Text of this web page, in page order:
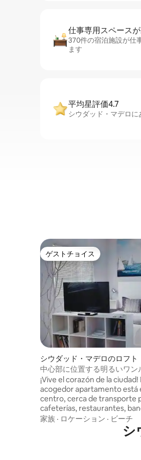
仕事専用ス⁠ペ⁠ー⁠ス
370件の宿泊施設が仕
ます
平均星評価4.7
シウダッド・マデロ
ゲストチョイス
ゲストチョイス
シウダッド・マデロのロフト
中心部に位置する明るいワン
¡Vive el corazón de la
acogedor apartamento está
centro, cerca de transporte
cafeterías, restaurantes,
mercados y comercios. No
anfitriones, somos tus
ciudad. Disfruta de la acción
家族 · ロケーション · ビーチ
シ